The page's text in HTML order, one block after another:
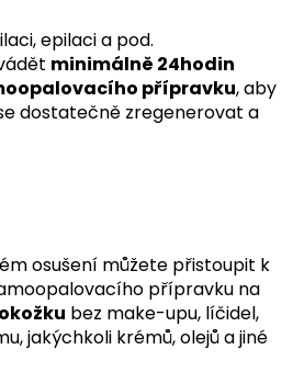
epilaci a pod.
minimálně 24hodin
přípravku, aby
dostatečně zregenerovat a
osušení můžete přistoupit k
přípravku na
bez make-upu, líčidel,
jakýchkoli krémů, olejů a jiné